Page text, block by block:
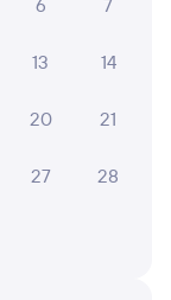
6 7
13 14
20 21
27 28